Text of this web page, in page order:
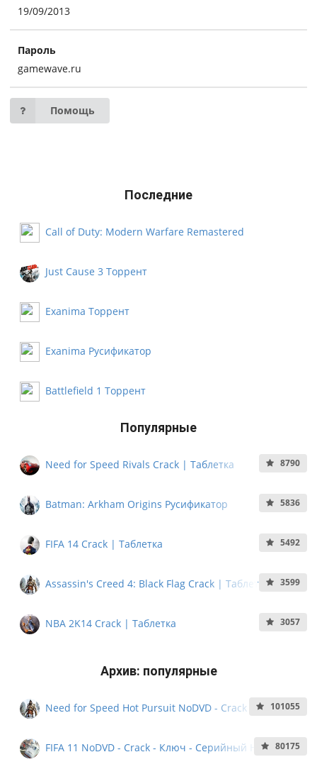
19/09/2013
Пароль
gamewave.ru
Помощь
Последние
Call of Duty: Modern Warfare Remastered
Just Cause 3 Торрент
Exanima Торрент
Exanima Русификатор
Battlefield 1 Торрент
Популярные
Need for Speed Rivals Crack | Таблетка 8790
Batman: Arkham Origins Русификатор 5836
FIFA 14 Crack | Таблетка 5492
Assassin's Creed 4: Black Flag Crack | Таблетка 3599
NBA 2K14 Crack | Таблетка 3057
Архив: популярные
Need for Speed Hot Pursuit NoDVD - Crack - Ключ -
101055
FIFA 11 NoDVD - Crack - Ключ - Серийный Номер -80175